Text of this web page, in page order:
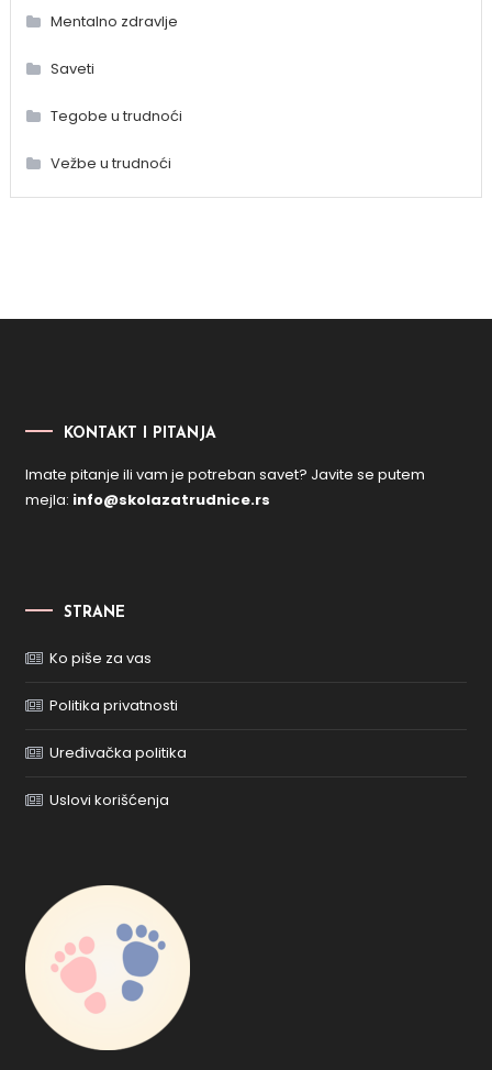
Mentalno zdravlje
Saveti
Tegobe u trudnoći
Vežbe u trudnoći
KONTAKT I PITANJA
Imate pitanje ili vam je potreban savet? Javite se putem
mejla: info@skolazatrudnice.rs
STRANE
Ko piše za vas
Politika privatnosti
Uređivačka politika
Uslovi korišćenja